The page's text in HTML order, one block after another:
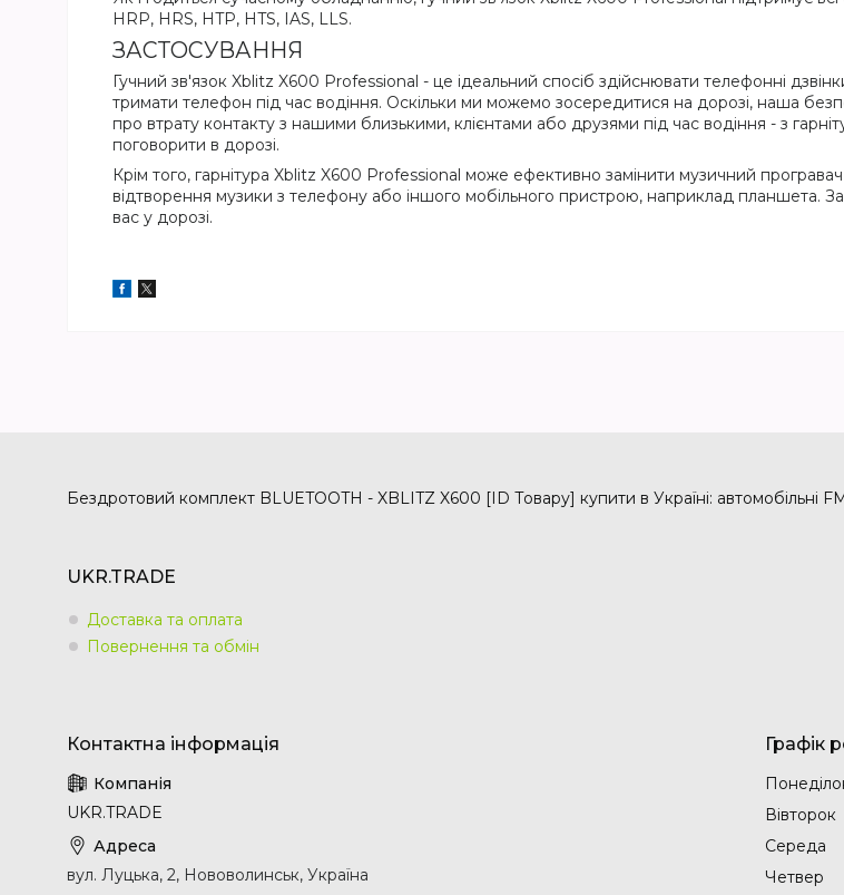
HRP, HRS, HTP, HTS, IAS, LLS.
ЗАСТОСУВАННЯ
Гучний зв'язок Xblitz X600 Professional - це ідеальний спосіб здійснювати телефонні
тримати телефон під час водіння. Оскільки ми можемо зосередитися на дорозі, наша
про втрату контакту з нашими близькими, клієнтами або друзями під час водіння - з
поговорити в дорозі.
Крім того, гарнітура Xblitz X600 Professional може ефективно замінити музичний
відтворення музики з телефону або іншого мобільного пристрою, наприклад
вас у дорозі.
Бездротовий комплект BLUETOOTH - XBLITZ X600 [ID Товару] купити в Україні: автомобільні
UKR.TRADE
Доставка та оплата
Повернення та обмін
UKR.TRADE
вул. Луцька, 2, Нововолинськ, Україна
Графік
Вівторок
Середа
Четвер